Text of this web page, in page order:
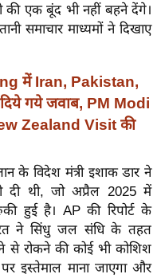
की एक बूंद भी नहीं बहने देंगे।
समाचार माध्यमों ने दिखाए
में Iran, Pakistan,
गये जवाब, PM Modi
Zealand Visit की
के विदेश मंत्री इशाक डार ने
दी थी, जो अप्रैल 2025 में
हुई है। AP की रिपोर्ट के
ने सिंधु जल संधि के तहत
से रोकने की कोई भी कोशिश
इस्तेमाल माना जाएगा और